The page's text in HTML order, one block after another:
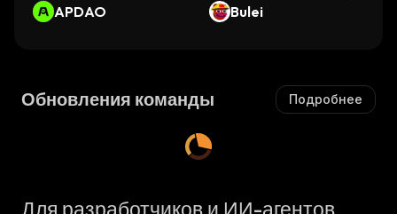
APDAO
Bulei
Обновления команды Подробнее